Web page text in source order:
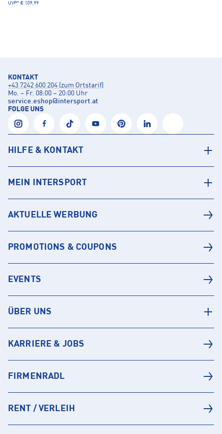
UVP* € 109,99
KONTAKT
+43 7242 600 204 (zum Ortstarif)
Mo. – Fr. 08:00 – 20:00 Uhr
service.eshop@intersport.at
FOLGE UNS
HILFE & KONTAKT
MEIN INTERSPORT
AKTUELLE WERBUNG
PROMOTIONS & COUPONS
EVENTS
ÜBER UNS
KARRIERE & JOBS
FIRMENRADL
RENT / VERLEIH